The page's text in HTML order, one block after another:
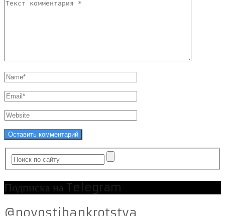
Подписка на Telegram